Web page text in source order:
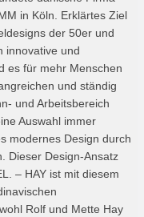
in Köln. Erklärtes Ziel
der 50er und
innovative und
es für mehr Menschen
und ständig
und Arbeitsbereich
Auswahl immer
modernes Design durch
Dieser Design-Ansatz
– HAY ist mit diesem
Rolf und Mette Hay